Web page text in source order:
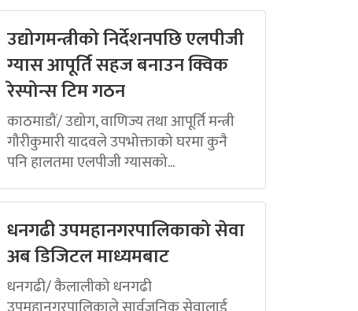
उद्योगमन्त्रीको निर्देशनपछि एलपीजी
ग्यास आपूर्ति सहज बनाउन क्विक
रेस्पोन्स टिम गठन
काठमाडौं/ उद्योग, वाणिज्य तथा आपूर्ति मन्त्री
गौरीकुमारी यादवले उपभोक्ताको घरमा कुनै
पनि हालतमा एलपीजी ग्यासको...
धनगढी उपमहानगरपालिकाको सेवा
अब डिजिटल माध्यमबाट
धनगढी/ कैलालीको धनगढी